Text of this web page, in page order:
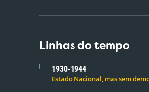
Linhas do tempo
1930-1944
Estado Nacional, mas sem